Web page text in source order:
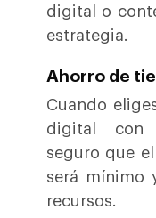
digital o
estrategia.
Ahorro de
Cuando
digital con
seguro que
será mínimo
recursos.